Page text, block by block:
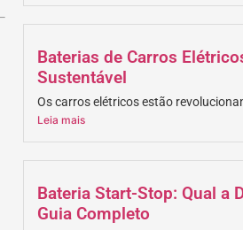
Baterias de Carros
Sustentável
Os carros elétricos estão
Leia mais
Bateria Start-Stop: Qual a
Guia Completo